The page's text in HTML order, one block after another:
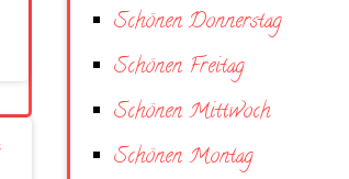
Schönen Donnerstag
Schönen Freitag
Schönen Mittwoch
Schönen Montag